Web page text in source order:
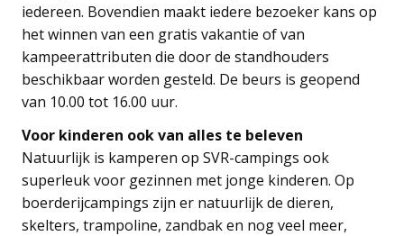
iedereen. Bovendien maakt iedere bezoeker kans op
het winnen van een gratis vakantie of van
kampeerattributen die door de standhouders
beschikbaar worden gesteld. De beurs is geopend
van 10.00 tot 16.00 uur.
Voor kinderen ook van alles te beleven
Natuurlijk is kamperen op SVR-campings ook
superleuk voor gezinnen met jonge kinderen. Op
boerderijcampings zijn er natuurlijk de dieren,
skelters, trampoline, zandbak en nog veel meer,